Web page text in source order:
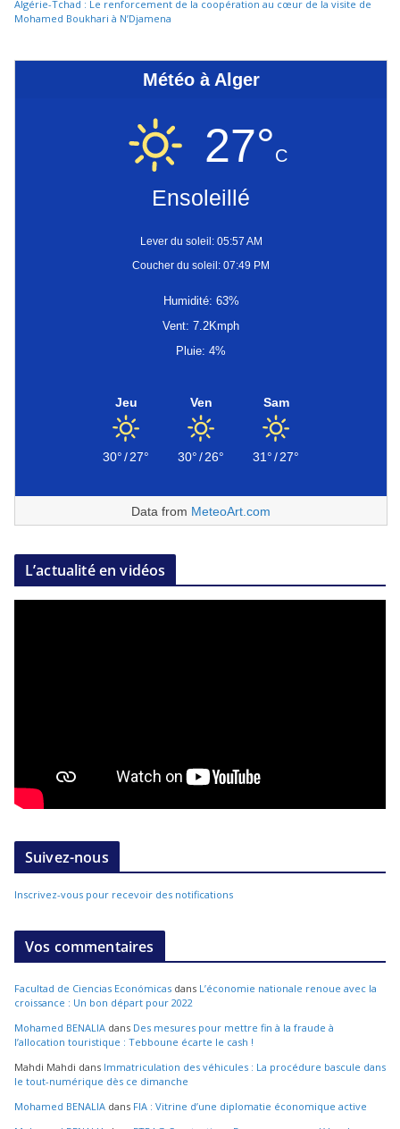
Algérie-Tchad : Le renforcement de la coopération au cœur de la visite de
Mohamed Boukhari à N’Djamena
Météo à Alger
27°C
Ensoleillé
Lever du soleil: 05:57 AM
Coucher du soleil: 07:49 PM
Humidité: 63%
Vent: 7.2Kmph
Pluie: 4%
Jeu
30°/27°
Ven
30°/26°
Sam
31°/27°
Data from MeteoArt.com
L’actualité en vidéos
Suivez-nous
Inscrivez-vous pour recevoir des notifications
Vos commentaires
Facultad de Ciencias Económicas dans L’économie nationale renoue avec la
croissance : Un bon départ pour 2022
Mohamed BENALIA dans Des mesures pour mettre fin à la fraude à
l’allocation touristique : Tebboune écarte le cash !
Mahdi Mahdi dans Immatriculation des véhicules : La procédure bascule dans
le tout-numérique dès ce dimanche
Mohamed BENALIA dans FIA : Vitrine d’une diplomatie économique active